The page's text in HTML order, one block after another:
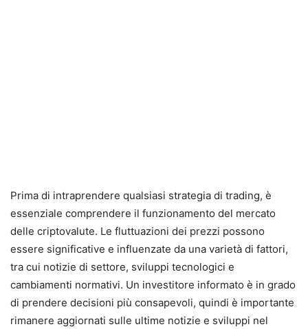
Prima di intraprendere qualsiasi strategia di trading, è
essenziale comprendere il funzionamento del mercato
delle criptovalute. Le fluttuazioni dei prezzi possono
essere significative e influenzate da una varietà di fattori,
tra cui notizie di settore, sviluppi tecnologici e
cambiamenti normativi. Un investitore informato è in grado
di prendere decisioni più consapevoli, quindi è importante
rimanere aggiornati sulle ultime notizie e sviluppi nel